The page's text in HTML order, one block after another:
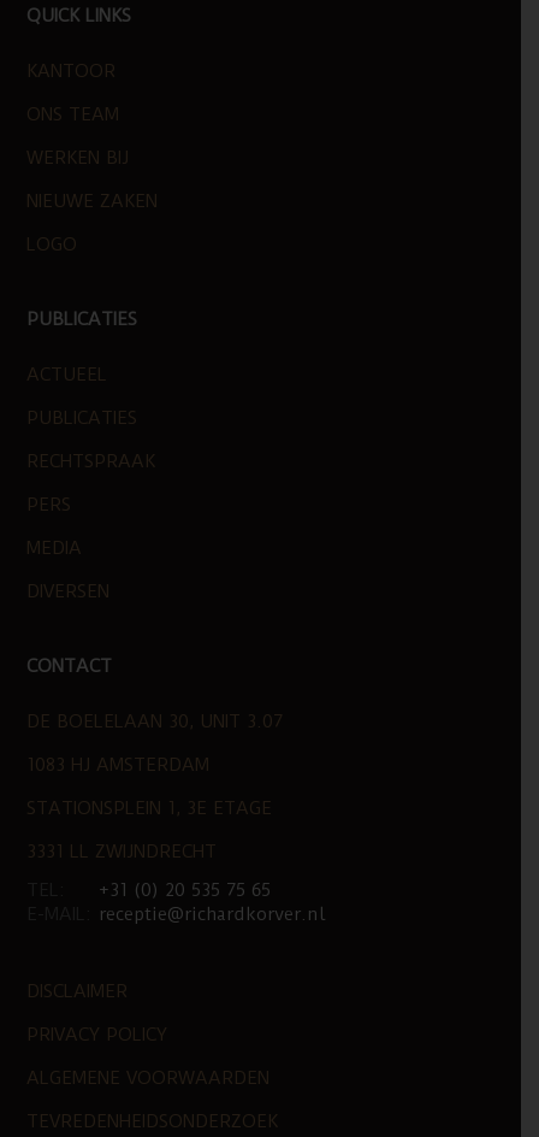
FOOTER
QUICK LINKS
KANTOOR
ONS TEAM
WERKEN BIJ
NIEUWE ZAKEN
LOGO
PUBLICATIES
ACTUEEL
PUBLICATIES
RECHTSPRAAK
PERS
MEDIA
DIVERSEN
CONTACT
DE BOELELAAN 30, UNIT 3.07
1083 HJ AMSTERDAM
STATIONSPLEIN 1, 3E ETAGE
3331 LL ZWIJNDRECHT
+31 (0) 20 535 75 65
receptie@richardkorver.nl
DISCLAIMER
PRIVACY POLICY
ALGEMENE VOORWAARDEN
TEVREDENHEIDSONDERZOEK